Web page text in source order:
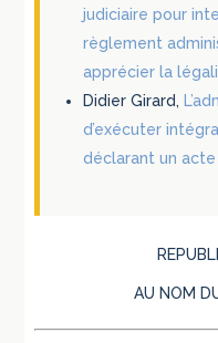
judiciaire pour
règlement
apprécier la
Didier Girard,
d’exécuter
déclarant un
AU NOM